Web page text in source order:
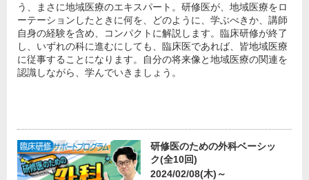
う、まさに地域医療のエキスパート。研修医が、地域医療をロ
ーテーションしたときに何を、どのように、学ぶべきか、講師
自身の経験を含め、コンパクトに解説します。臨床研修が終了
し、いずれの科に進むにしても、臨床医であれば、皆地域医療
に従事することになります。自分の将来像と地域医療の関連を
認識しながら、学んでいきましょう。
研修医のための外科ベーシッ
ク(全10回)
2024/02/08(木)～